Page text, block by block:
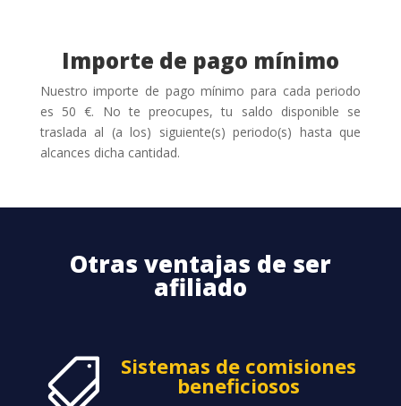
Importe de pago mínimo
Nuestro importe de pago mínimo para cada periodo
es 50 €. No te preocupes, tu saldo disponible se
traslada al (a los) siguiente(s) periodo(s) hasta que
alcances dicha cantidad.
Otras ventajas de ser
afiliado
 Sistemas de comisiones
beneficiosos